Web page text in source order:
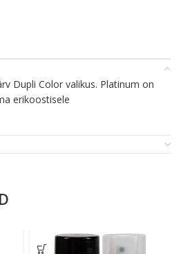
Dupli Color valikus. Platinum on
erikoostisele